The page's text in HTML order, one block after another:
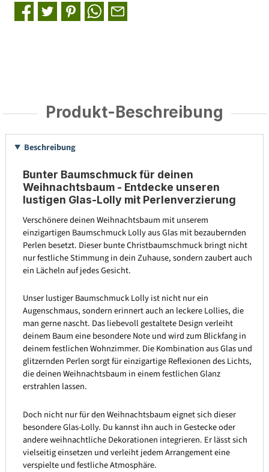
Produkt-Beschreibung
Beschreibung
Bunter Baumschmuck für deinen
Weihnachtsbaum - Entdecke unseren
lustigen Glas-Lolly mit Perlenverzierung
Verschönere deinen Weihnachtsbaum mit unserem
einzigartigen Baumschmuck Lolly aus Glas mit bezaubernden
Perlen besetzt. Dieser bunte Christbaumschmuck bringt nicht
nur festliche Stimmung in dein Zuhause, sondern zaubert auch
ein Lächeln auf jedes Gesicht.
Unser lustiger Baumschmuck Lolly ist nicht nur ein
Augenschmaus, sondern erinnert auch an leckere Lollies, die
man gerne nascht. Das liebevoll gestaltete Design verleiht
deinem Baum eine besondere Note und wird zum Blickfang in
deinem festlichen Wohnzimmer. Die Kombination aus Glas und
glitzernden Perlen sorgt für einzigartige Reflexionen des Lichts,
die deinen Weihnachtsbaum in einem festlichen Glanz
erstrahlen lassen.
Doch nicht nur für den Weihnachtsbaum eignet sich dieser
besondere Glas-Lolly. Du kannst ihn auch in Gestecke oder
andere weihnachtliche Dekorationen integrieren. Er lässt sich
vielseitig einsetzen und verleiht jedem Arrangement eine
verspielte und festliche Atmosphäre.